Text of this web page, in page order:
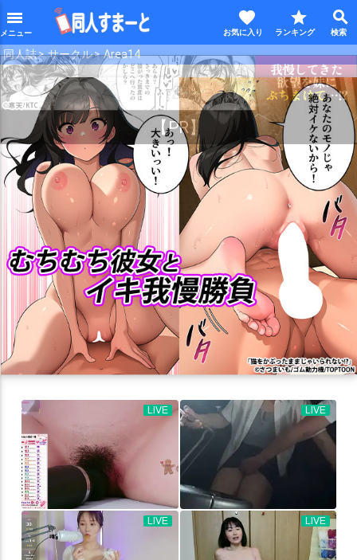
menu search
star
favorite
同人誌 サークル Area14
【PR】